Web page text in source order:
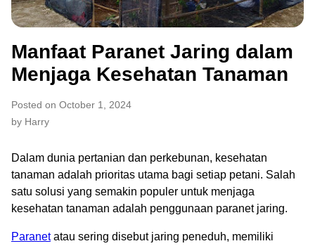
Manfaat Paranet Jaring dalam
Menjaga Kesehatan Tanaman
Posted on October 1, 2024
by Harry
Dalam dunia pertanian dan perkebunan, kesehatan
tanaman adalah prioritas utama bagi setiap petani. Salah
satu solusi yang semakin populer untuk menjaga
kesehatan tanaman adalah penggunaan paranet jaring.
Paranetatau sering disebut jaring peneduh, memiliki